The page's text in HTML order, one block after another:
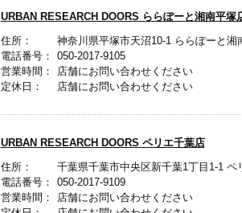
URBAN RESEARCH DOORS ららぽーと湘南平塚
住所：
神奈川県平塚市天沼10-1 ららぽーと湘
電話番号：
050-2017-9105
営業時間：
店舗にお問い合わせください
定休日：
店舗にお問い合わせください
URBAN RESEARCH DOORS ペリエ千葉店
住所：
千葉県千葉市中央区新千葉1丁目1-1 ペ
電話番号：
050-2017-9109
営業時間：
店舗にお問い合わせください